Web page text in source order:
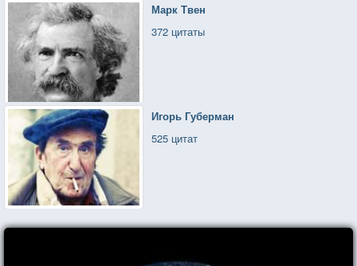
Марк Твен
372 цитаты
Игорь Губерман
525 цитат